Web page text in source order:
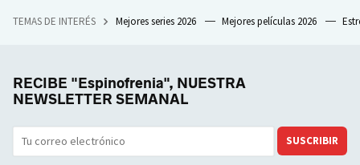
TEMAS DE INTERÉS Mejores series 2026 Mejores películas 2026
RECIBE "Espinofrenia", NUESTRA
NEWSLETTER SEMANAL
SUSCRIBIR